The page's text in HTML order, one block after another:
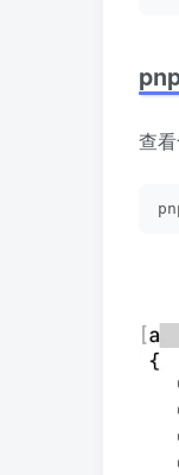
查看